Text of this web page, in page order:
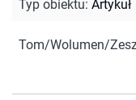
Typ obiektu: Artykuł
Tom/Wolumen/